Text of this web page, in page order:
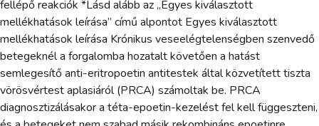
fellépő reakciók *Lásd alább az „Egyes kiválasztott
mellékhatások leírása” című alpontot Egyes kiválasztott
mellékhatások leírása Krónikus veseelégtelenségben szenvedő
betegeknél a forgalomba hozatalt követően a hatást
semlegesítő anti-eritropoetin antitestek által közvetített tiszta
vörösvértest aplasiáról (PRCA) számoltak be. PRCA
diagnosztizálásakor a téta-epoetin-kezelést fel kell függeszteni,